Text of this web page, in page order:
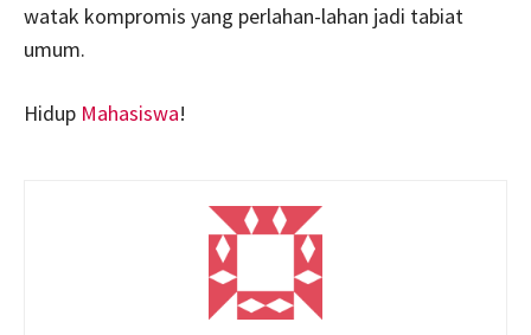
watak kompromis yang perlahan-lahan jadi tabiat
umum.
Hidup Mahasiswa!